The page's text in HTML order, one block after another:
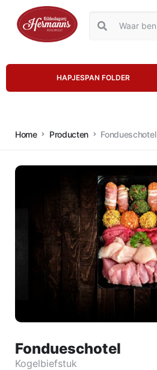
HAPJESPAN FOLDER
Home Producten Fondueschotel
Fondueschotel
Kogelbiefstuk